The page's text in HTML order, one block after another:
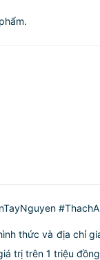
thức và địa chỉ
trị trên 1 triệu